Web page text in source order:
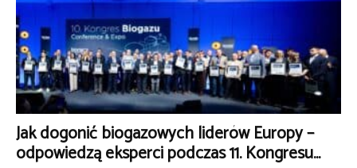
Jak dogonić biogazowych liderów Europy –
odpowiedzą eksperci podczas 11. Kongresu...